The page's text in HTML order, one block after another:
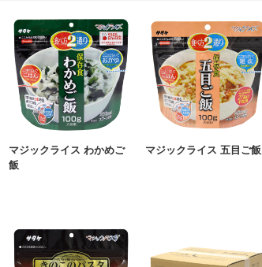
マジックライス わかめご
飯
マジックライス 五目ご飯